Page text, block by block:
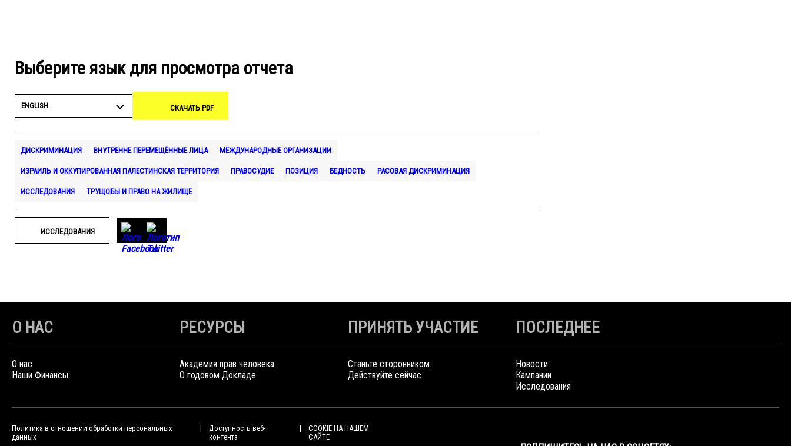
Выберите язык для просмотра отчета
ENGLISH СКАЧАТЬ PDF
ДИСКРИМИНАЦИЯ ВНУТРЕННЕ ПЕРЕМЕЩЁННЫЕ ЛИЦА МЕЖДУНАРОДНЫЕ ОРГАНИЗАЦИИ
ИЗРАИЛЬ И ОККУПИРОВАННАЯ ПАЛЕСТИНСКАЯ ТЕРРИТОРИЯ ПРАВОСУДИЕ ПОЗИЦИЯ БЕДНОСТЬ РАСОВАЯ ДИСКРИМИНАЦИЯ
ИССЛЕДОВАНИЯ ТРУЩОБЫ И ПРАВО НА ЖИЛИЩЕ
ИССЛЕДОВАНИЯ
О НАС
О нас
Наши Финансы
РЕСУРСЫ
Академия прав человека
О годовом Докладе
ПРИНЯТЬ УЧАСТИЕ
Станьте сторонником
Действуйте сейчас
ПОСЛЕДНЕЕ
Новости
Кампании
Исследования
Политика в отношении обработки персональных
данных
Доступность веб-
контента
COOKIE НА НАШЕМ
САЙТЕ